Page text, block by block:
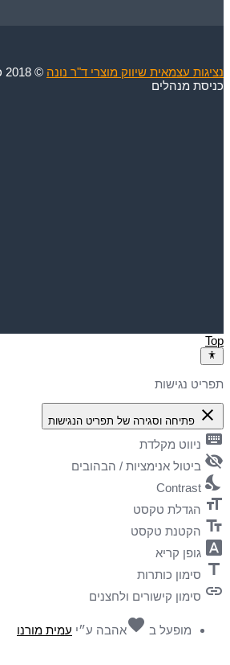
נציגות עצמאית שיווק מוצרי ד"ר נונה © 2018 כל הזכויות שמורות
כניסת מנהלים
Top
תפריט נגישות
close פתיחה וסגירה של תפריט הנגישות
keyboard ניווט מקלדת
visibility_off ביטול אנימציות / הבהובים
nights_stay
Contrast
format_size הגדלת טקסט
text_fields הקטנת טקסט
font_download גופן קריא
title סימון כותרות
link סימון קישורים ולחצנים
מופעל ב favoriteאהבה ע״י עמית מורנו